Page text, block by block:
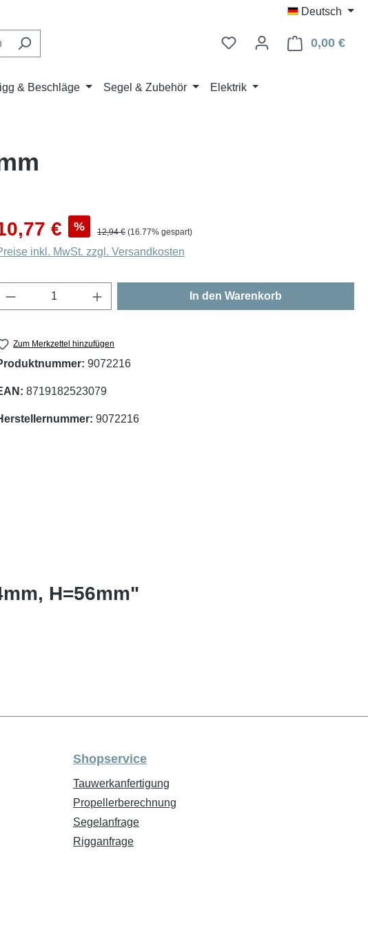
Deutsch
0,00 €
& Beschläge Segel & Zubehör Elektrik
€ % Regulärer Preis:
12,94 € (16.77% gespart)
inkl. MwSt. zzgl. Versandkosten
Produkt Anzahl: Gib den gewünschten Wert ein
In den Warenkorb
Zum Merkzettel hinzufügen
9072216
8719182523079
9072216
H=56mm"
Shopservice
Tauwerkanfertigung
Propellerberechnung
Segelanfrage
Rigganfrage